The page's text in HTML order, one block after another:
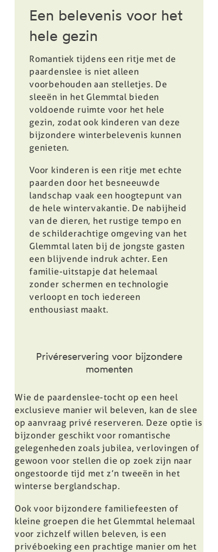
Een belevenis voor het
hele gezin
Romantiek tijdens een ritje met de
paardenslee is niet alleen
voorbehouden aan stelletjes. De
sleeën in het Glemmtal bieden
voldoende ruimte voor het hele
gezin, zodat ook kinderen van deze
bijzondere winterbelevenis kunnen
genieten.
Voor kinderen is een ritje met echte
paarden door het besneeuwde
landschap vaak een hoogtepunt van
de hele wintervakantie. De nabijheid
van de dieren, het rustige tempo en
de schilderachtige omgeving van het
Glemmtal laten bij de jongste gasten
een blijvende indruk achter. Een
familie-uitstapje dat helemaal
zonder schermen en technologie
verloopt en toch iedereen
enthousiast maakt.
Privéreservering voor bijzondere
momenten
Wie de paardenslee-tocht op een heel
exclusieve manier wil beleven, kan de slee
op aanvraag privé reserveren. Deze optie is
bijzonder geschikt voor romantische
gelegenheden zoals jubilea, verlovingen of
gewoon voor stellen die op zoek zijn naar
ongestoorde tijd met z’n tweeën in het
winterse berglandschap.
Ook voor bijzondere familiefeesten of
kleine groepen die het Glemmtal helemaal
voor zichzelf willen beleven, is een
privéboeking een prachtige manier om het